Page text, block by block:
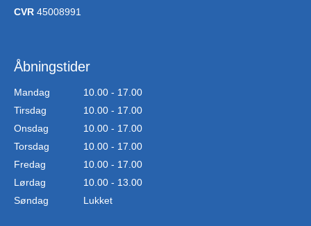
CVR 45008991
Åbningstider
Mandag
10.00 - 17.00
Tirsdag
10.00 - 17.00
Onsdag
10.00 - 17.00
Torsdag
10.00 - 17.00
Fredag
10.00 - 17.00
Lørdag
10.00 - 13.00
Søndag
Lukket